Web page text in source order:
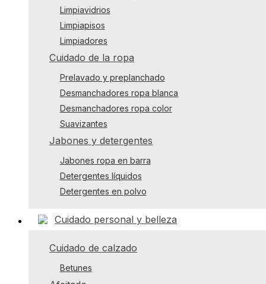
Limpiavidrios
Limpiapisos
Limpiadores
Cuidado de la ropa
Prelavado y preplanchado
Desmanchadores ropa blanca
Desmanchadores ropa color
Suavizantes
Jabones y detergentes
Jabones ropa en barra
Detergentes líquidos
Detergentes en polvo
Cuidado personal y belleza
Cuidado de calzado
Betunes